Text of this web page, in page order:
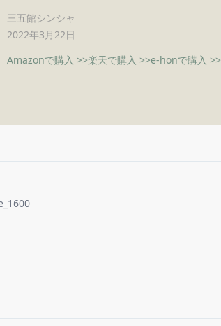
三五館シンシャ
2022年3月22日
Amazonで購入 >>楽天で購入 >>e-honで購入 >>